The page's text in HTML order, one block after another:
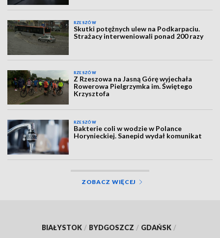
RZESZÓW
Skutki potężnych ulew na Podkarpaciu.
Strażacy interweniowali ponad 200 razy
RZESZÓW
Z Rzeszowa na Jasną Górę wyjechała
Rowerowa Pielgrzymka im. Świętego
Krzysztofa
RZESZÓW
Bakterie coli w wodzie w Polance
Horynieckiej. Sanepid wydał komunikat
ZOBACZ WIĘCEJ
BIAŁYSTOK / BYDGOSZCZ / GDAŃSK /